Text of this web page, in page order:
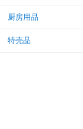
厨房用品
特売品